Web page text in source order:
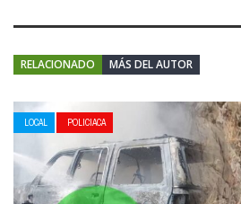
RELACIONADO MÁS DEL AUTOR
LOCAL POLICIACA